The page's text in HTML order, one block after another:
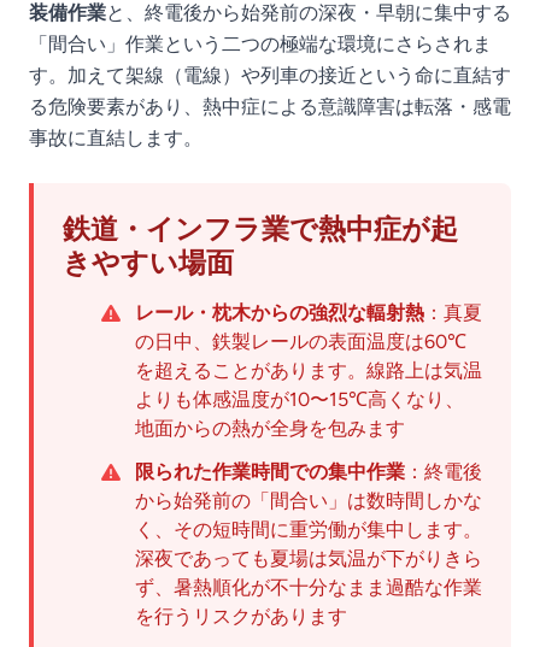
装備作業と、終電後から始発前の深夜・早朝に集中する
「間合い」作業という二つの極端な環境にさらされま
す。加えて架線（電線）や列車の接近という命に直結す
る危険要素があり、熱中症による意識障害は転落・感電
事故に直結します。
鉄道・インフラ業で熱中症が起
きやすい場面
レール・枕木からの強烈な輻射熱 ：真夏
の日中、鉄製レールの表面温度は60℃
を超えることがあります。線路上は気温
よりも体感温度が10〜15℃高くなり、
地面からの熱が全身を包みます
限られた作業時間での集中作業 ：終電後
から始発前の「間合い」は数時間しかな
く、その短時間に重労働が集中します。
深夜であっても夏場は気温が下がりきら
ず、暑熱順化が不十分なまま過酷な作業
を行うリスクがあります